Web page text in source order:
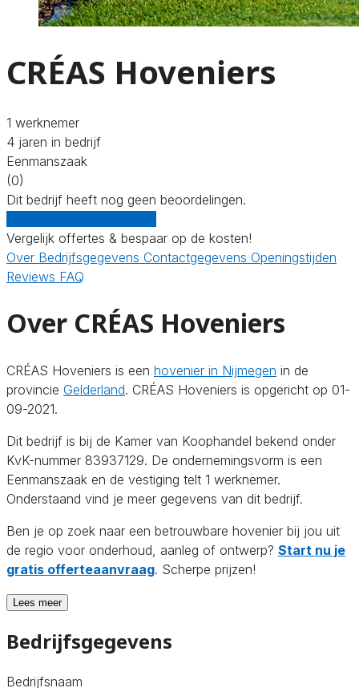
CRÉAS Hoveniers
1 werknemer
4 jaren in bedrijf
Eenmanszaak
(0)
Dit bedrijf heeft nog geen beoordelingen.
Vergelijk offertes & bespaar op de kosten!
Over Bedrijfsgegevens Contactgegevens Openingstijden
Reviews FAQ
Over CRÉAS Hoveniers
CRÉAS Hoveniers is een hovenier in Nijmegen in de
provincie Gelderland. CRÉAS Hoveniers is opgericht op 01-
09-2021.
Dit bedrijf is bij de Kamer van Koophandel bekend onder
KvK-nummer 83937129. De ondernemingsvorm is een
Eenmanszaak en de vestiging telt 1 werknemer.
Onderstaand vind je meer gegevens van dit bedrijf.
Ben je op zoek naar een betrouwbare hovenier bij jou uit
de regio voor onderhoud, aanleg of ontwerp? Start nu je
gratis offerteaanvraag. Scherpe prijzen!
Lees meer
Bedrijfsgegevens
Bedrijfsnaam